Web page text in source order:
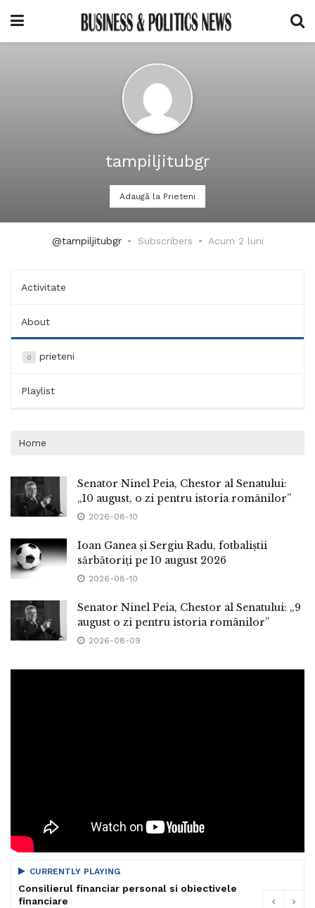
tampiljitubgr
Adaugă la Prieteni
@tampiljitubgr Subscribers Acum 2 luni
Activitate
About
0 prieteni
Playlist
Home
Senator Ninel Peia, Chestor al Senatului:
„10 august, o zi pentru istoria românilor”
2026-08-10
Ioan Ganea și Sergiu Radu, fotbaliștii
sărbătoriți pe 10 august 2026
2026-08-10
Senator Ninel Peia, Chestor al Senatului: „9
august o zi pentru istoria românilor”
2026-08-09
CURRENTLY PLAYING
Consilierul financiar personal si obiectivele
financiare